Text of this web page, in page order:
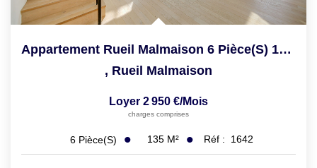
Appartement Rueil Malmaison 6 Pièce(s) 135 M2
, Rueil Malmaison
Loyer 2 950 €/mois
charges comprises
6 Pièce(s) 135 M² Réf : 1642